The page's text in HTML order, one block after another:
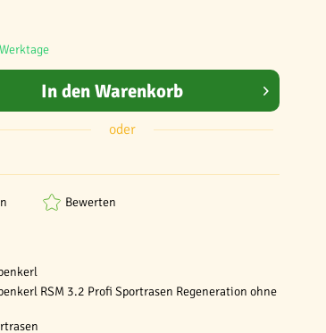
RSM 3.2 Profi Sportrasen Regeneration ohne
In den Warenkorb
oder
Bewerten